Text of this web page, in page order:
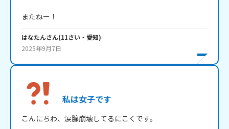
またねー！
はなたんさん(11さい・ 愛知)
2025年9月7日
私は女子です
こんにちわ、涙腺崩壊してるにこくです。